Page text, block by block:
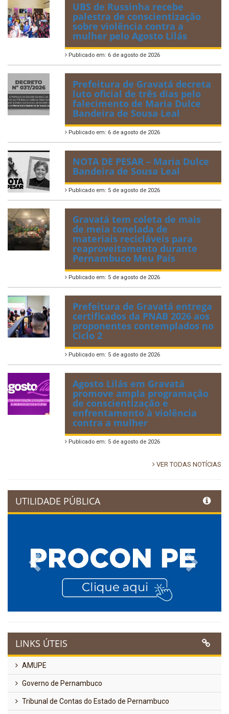
UBS de Russinha recebe
palestra de conscientização
sobre violência contra a
mulher pelo Agosto Lilás
Publicado em: 6 de agosto de 2026
Prefeitura de Gravatá decreta
luto oficial de três dias pelo
falecimento de Maria Dulce
Bandeira de Sousa Leal
Publicado em: 6 de agosto de 2026
NOTA DE PESAR – Maria Dulce
Bandeira de Sousa Leal
Publicado em: 5 de agosto de 2026
Gravatá tem coleta de mais
de meia tonelada de
materiais recicláveis para
reaproveitamento durante
Pernambuco Meu País
Publicado em: 5 de agosto de 2026
Prefeitura de Gravatá entrega
certificados da PNAB 2026 aos
proponentes contemplados no
Ciclo 2
Publicado em: 5 de agosto de 2026
Agosto Lilás em Gravatá
promove ampla programação
de conscientização e
enfrentamento à violência
contra a mulher
Publicado em: 5 de agosto de 2026
VER TODAS NOTÍCIAS
UTILIDADE PÚBLICA
Previous
LINKS ÚTEIS
AMUPE
Governo de Pernambuco
Tribunal de Contas do Estado de Pernambuco